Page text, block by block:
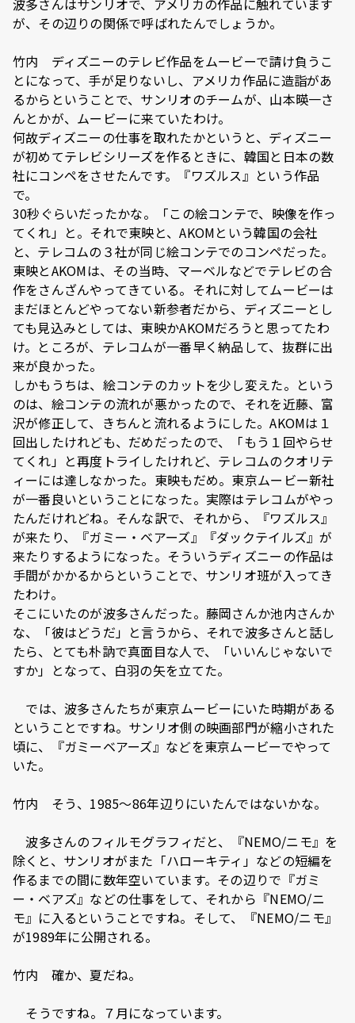
が、その辺りの関係で呼ばれたんでしょうか。
竹内 ディズニーのテレビ作品をムービーで請け負うこ
とになって、手が足りないし、アメリカ作品に造詣があ
るからということで、サンリオのチームが、山本暎一さ
んとかが、ムービーに来ていたわけ。
何故ディズニーの仕事を取れたかというと、ディズニー
が初めてテレビシリーズを作るときに、韓国と日本の数
社にコンペをさせたんです。『ワズルス』という作品
で。
30秒ぐらいだったかな。「この絵コンテで、映像を作っ
てくれ」と。それで東映と、AKOMという韓国の会社
と、テレコムの３社が同じ絵コンテでのコンペだった。
東映とAKOMは、その当時、マーベルなどでテレビの合
作をさんざんやってきている。それに対してムービーは
まだほとんどやってない新参者だから、ディズニーとし
ても見込みとしては、東映かAKOMだろうと思ってたわ
け。ところが、テレコムが一番早く納品して、抜群に出
来が良かった。
しかもうちは、絵コンテのカットを少し変えた。という
のは、絵コンテの流れが悪かったので、それを近藤、富
沢が修正して、きちんと流れるようにした。AKOMは１
回出したけれども、だめだったので、「もう１回やらせ
てくれ」と再度トライしたけれど、テレコムのクオリテ
ィーには達しなかった。東映もだめ。東京ムービー新社
が一番良いということになった。実際はテレコムがやっ
たんだけれどね。そんな訳で、それから、『ワズルス』
が来たり、『ガミー・ベアーズ』『ダックテイルズ』が
来たりするようになった。そういうディズニーの作品は
手間がかかるからということで、サンリオ班が入ってき
たわけ。
そこにいたのが波多さんだった。藤岡さんか池内さんか
な、「彼はどうだ」と言うから、それで波多さんと話し
たら、とても朴訥で真面目な人で、「いいんじゃないで
すか」となって、白羽の矢を立てた。
―― では、波多さんたちが東京ムービーにいた時期がある
ということですね。サンリオ側の映画部門が縮小された
頃に、『ガミーベアーズ』などを東京ムービーでやって
いた。
竹内 そう、1985～86年辺りにいたんではないかな。
―― 波多さんのフィルモグラフィだと、『NEMO/ニモ』を
除くと、サンリオがまた「ハローキティ」などの短編を
作るまでの間に数年空いています。その辺りで『ガミ
ー・ベアズ』などの仕事をして、それから『NEMO/ニ
モ』に入るということですね。そして、『NEMO/ニモ』
が1989年に公開される。
竹内 確か、夏だね。
―― そうですね。７月になっています。